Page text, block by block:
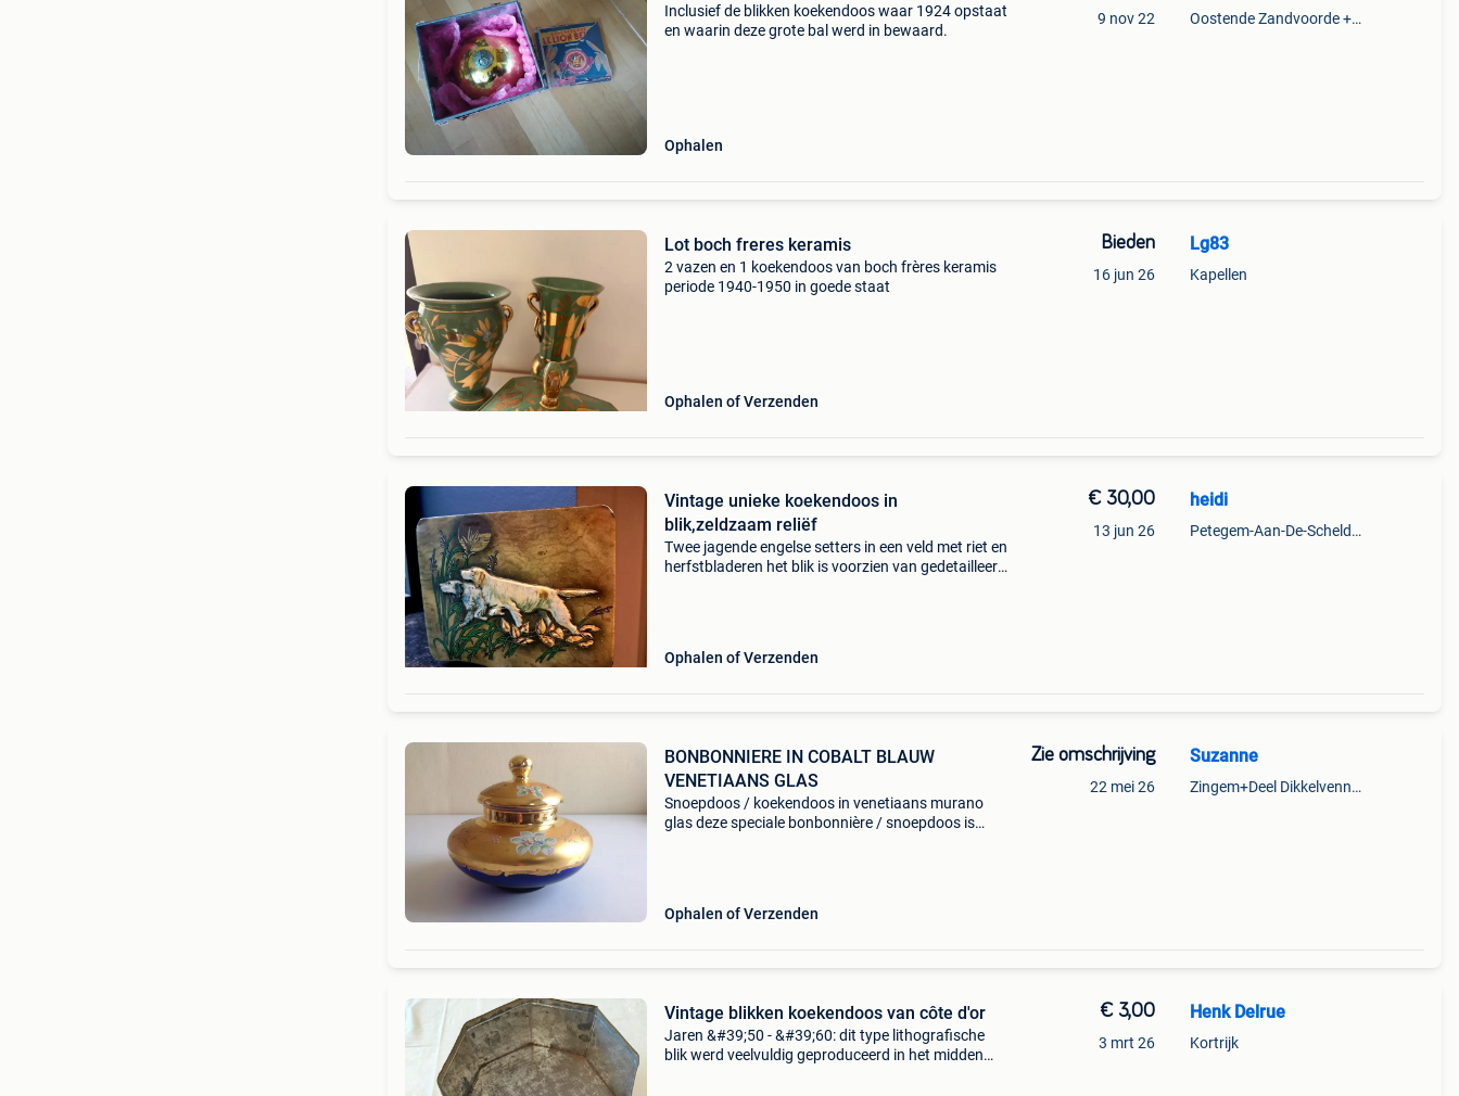
Inclusief de blikken koekendoos waar 1924 opstaat
en waarin deze grote bal werd in bewaard.
Ophalen
9 nov 22 Oostende Zandvoorde +Oostende
Lot boch freres keramis
2 vazen en 1 koekendoos van boch frères keramis
periode 1940-1950 in goede staat
Ophalen of Verzenden
Bieden
16 jun 26
Lg83
Kapellen
Vintage unieke koekendoos in
blik,zeldzaam reliëf
Twee jagende engelse setters in een veld met riet en
herfstbladeren het blik is voorzien van gedetailleerd
Ophalen of Verzenden
€ 30,00
13 jun 26
heidi
Petegem-Aan-De-Schelde + Deel Van Oudenaarde
BONBONNIERE IN COBALT BLAUW
VENETIAANS GLAS
Snoepdoos / koekendoos in venetiaans murano
glas deze speciale bonbonnière / snoepdoos is
Ophalen of Verzenden
Zie omschrijving
22 mei 26
Suzanne
Zingem+Deel Dikkelvenne En Nederzwalm-Hermelgem
Vintage blikken koekendoos van côte d'or
Jaren &#39;50 - &#39;60: dit type lithografische
blik werd veelvuldig geproduceerd in het midden
€ 3,00
3 mrt 26
Henk Delrue
Kortrijk